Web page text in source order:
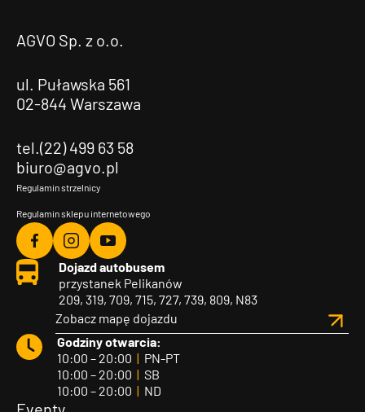
AGVO Sp. z o.o.
ul. Puławska 561
02-844 Warszawa
tel.(22) 499 63 58
biuro@agvo.pl
Regulamin strzelnicy
Regulamin sklepu internetowego
Agvo
Facebook
Agvo
Instagram
Agvo
YouTube
Dojazd autobusem
przystanek Pelikanów
209, 319, 709, 715, 727, 739, 809, N83
Zobacz mapę dojazdu
Godziny otwarcia:
10:00 – 20:00 | PN-PT
10:00 – 20:00 | SB
10:00 – 20:00 | ND